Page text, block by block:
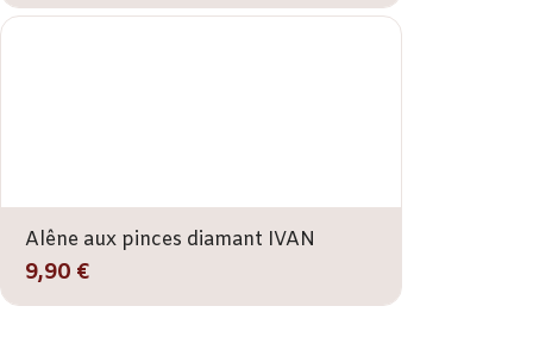
Alêne aux pinces diamant IVAN
9,90 €